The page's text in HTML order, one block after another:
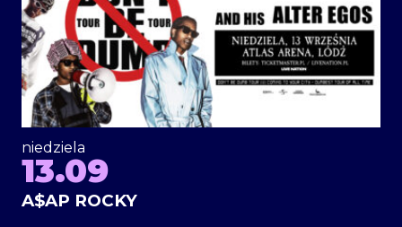
niedziela
13.09
A$AP ROCKY